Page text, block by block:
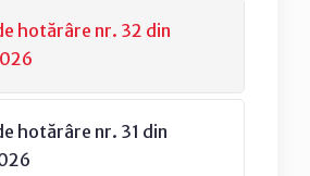
hotărâre nr. 32 din
hotărâre nr. 31 din